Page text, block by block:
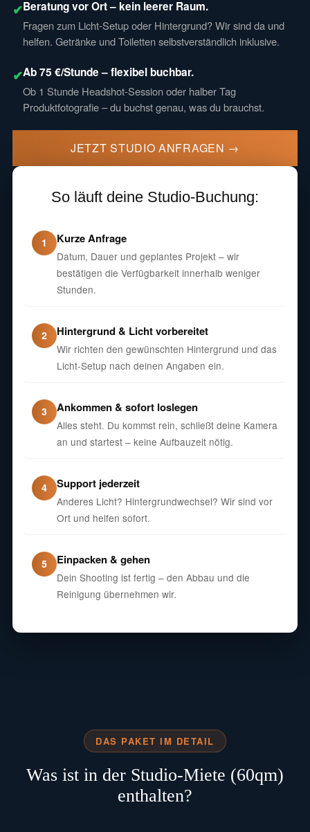
✔Beratung vor Ort – kein leerer Raum.
Fragen zum Licht-Setup oder Hintergrund? Wir sind da und
helfen. Getränke und Toiletten selbstverständlich inklusive.
✔Ab 75 €/Stunde – flexibel buchbar.
Ob 1 Stunde Headshot-Session oder halber Tag
Produktfotografie – du buchst genau, was du brauchst.
JETZT STUDIO ANFRAGEN →
So läuft deine Studio-Buchung:
1 Kurze Anfrage
Datum, Dauer und geplantes Projekt – wir
bestätigen die Verfügbarkeit innerhalb weniger
Stunden.
2 Hintergrund & Licht vorbereitet
Wir richten den gewünschten Hintergrund und das
Licht-Setup nach deinen Angaben ein.
3 Ankommen & sofort loslegen
Alles steht. Du kommst rein, schließt deine Kamera
an und startest – keine Aufbauzeit nötig.
4 Support jederzeit
Anderes Licht? Hintergrundwechsel? Wir sind vor
Ort und helfen sofort.
5 Einpacken & gehen
Dein Shooting ist fertig – den Abbau und die
Reinigung übernehmen wir.
DAS PAKET IM DETAIL
Was ist in der Studio-Miete (60qm)
enthalten?